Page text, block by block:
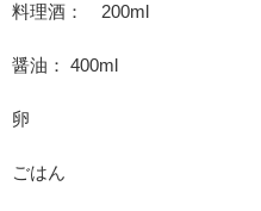
料理酒： 200ml
醤油： 400ml
卵
ごはん